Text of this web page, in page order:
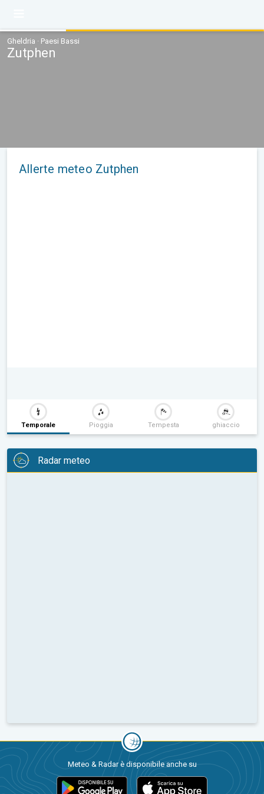
Gheldria · Paesi Bassi
Zutphen
Allerte meteo Zutphen
Temporale Pioggia Tempesta ghiaccio
Radar meteo
Meteo & Radar è disponibile anche su